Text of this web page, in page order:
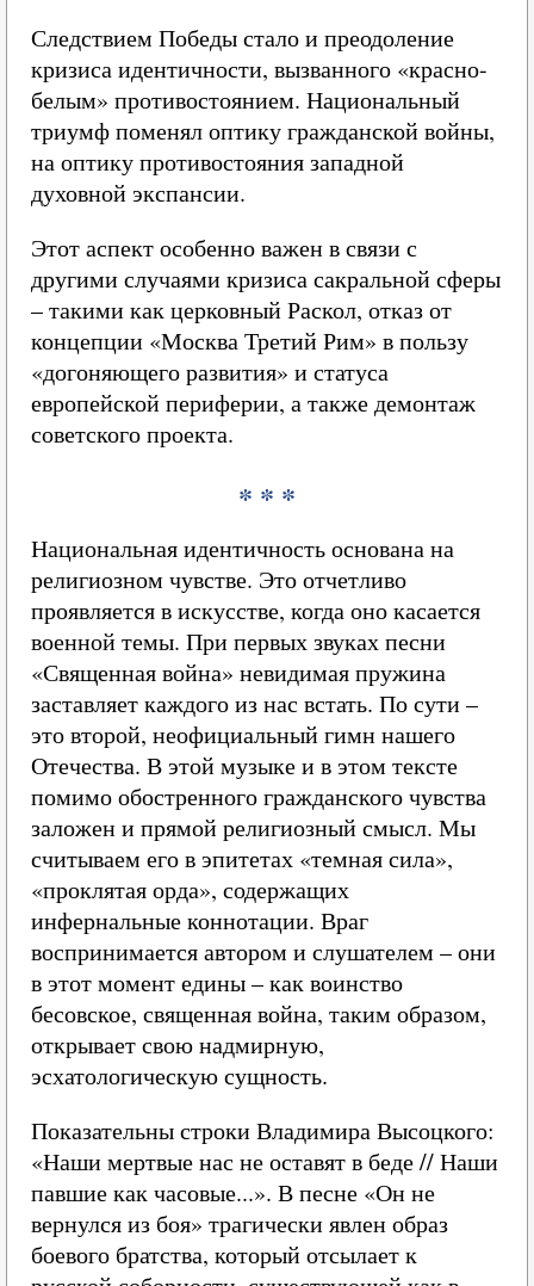
Следствием Победы стало и преодоление
кризиса идентичности, вызванного «красно-
белым» противостоянием. Национальный
триумф поменял оптику гражданской войны,
на оптику противостояния западной
духовной экспансии.
Этот аспект особенно важен в связи с
другими случаями кризиса сакральной сферы
– такими как церковный Раскол, отказ от
концепции «Москва Третий Рим» в пользу
«догоняющего развития» и статуса
европейской периферии, а также демонтаж
советского проекта.
* * *
Национальная идентичность основана на
религиозном чувстве. Это отчетливо
проявляется в искусстве, когда оно касается
военной темы. При первых звуках песни
«Священная война» невидимая пружина
заставляет каждого из нас встать. По сути –
это второй, неофициальный гимн нашего
Отечества. В этой музыке и в этом тексте
помимо обостренного гражданского чувства
заложен и прямой религиозный смысл. Мы
считываем его в эпитетах «темная сила»,
«проклятая орда», содержащих
инфернальные коннотации. Враг
воспринимается автором и слушателем – они
в этот момент едины – как воинство
бесовское, священная война, таким образом,
открывает свою надмирную,
эсхатологическую сущность.
Показательны строки Владимира Высоцкого:
«Наши мертвые нас не оставят в беде // Наши
павшие как часовые...». В песне «Он не
вернулся из боя» трагически явлен образ
боевого братства, который отсылает к